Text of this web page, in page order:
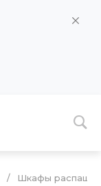
/ Шкафы